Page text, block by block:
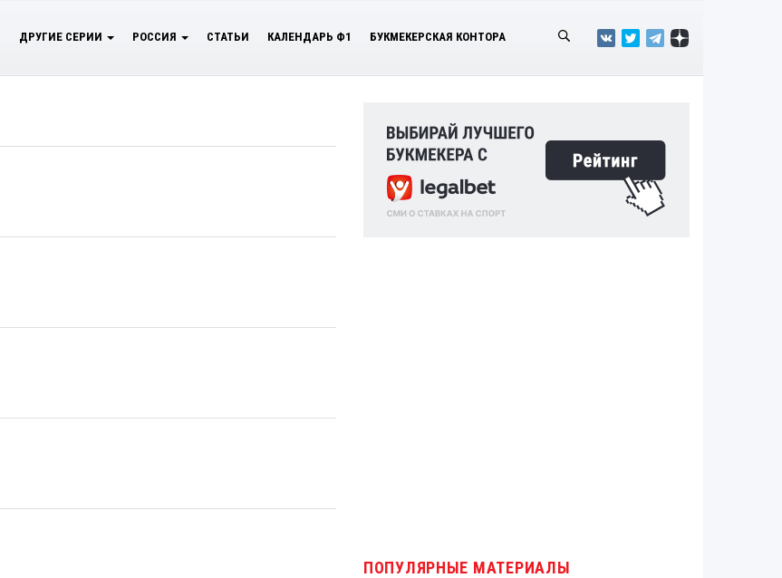
ДРУГИЕ СЕРИИ РОССИЯ СТАТЬИ КАЛЕНДАРЬ Ф1 БУКМЕКЕРСКАЯ КОНТОРА
ПОПУЛЯРНЫЕ МАТЕРИАЛЫ